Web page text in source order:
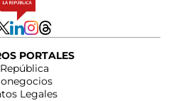
PORTALES
Legales